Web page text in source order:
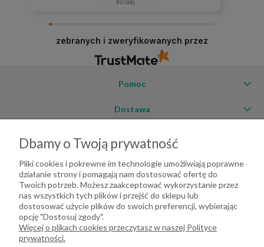
dzisiaj
zebranych i zweryfikowanych przez
Pomoc
Dostawa
O firmie
Dbamy o Twoją prywatność
Pliki cookies i pokrewne im technologie umożliwiają poprawne
działanie strony i pomagają nam dostosować ofertę do
Twoich potrzeb. Możesz zaakceptować wykorzystanie przez
nas wszystkich tych plików i przejść do sklepu lub
dostosować użycie plików do swoich preferencji, wybierając
opcję "Dostosuj zgody".
Więcej o plikach cookies przeczytasz w naszej Polityce
prywatności.